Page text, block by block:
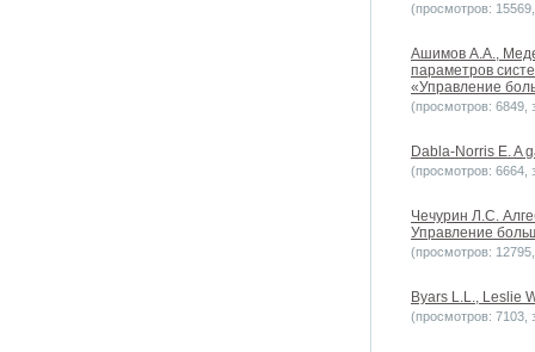
(просмотров:
Ашимов А.А.,
параметров
«Управление
(просмотров: 6849,
Dabla-Norris E. A
(просмотров: 6664,
Чечурин Л.С.
Управление
(просмотров:
Byars L.L., Leslie
(просмотров: 7103,